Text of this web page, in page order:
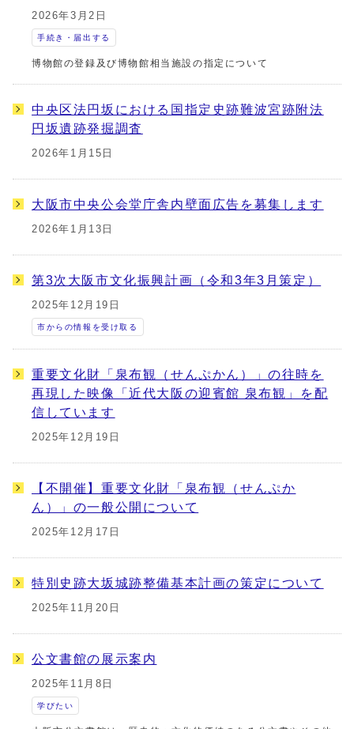
2026年3月2日
手続き・届出する
博物館の登録及び博物館相当施設の指定について
中央区法円坂における国指定史跡難波宮跡附法
円坂遺跡発掘調査
2026年1月15日
大阪市中央公会堂庁舎内壁面広告を募集します
2026年1月13日
第3次大阪市文化振興計画（令和3年3月策定）
2025年12月19日
市からの情報を受け取る
重要文化財「泉布観（せんぷかん）」の往時を
再現した映像「近代大阪の迎賓館 泉布観」を配
信しています
2025年12月19日
【不開催】重要文化財「泉布観（せんぷか
ん）」の一般公開について
2025年12月17日
特別史跡大坂城跡整備基本計画の策定について
2025年11月20日
公文書館の展示案内
2025年11月8日
学びたい